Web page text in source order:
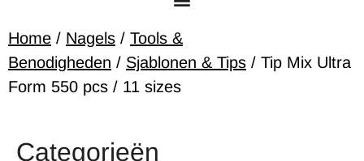
Home / Nagels / Tools &
Benodigheden / Sjablonen & Tips / Tip Mix Ultra
Form 550 pcs / 11 sizes
Categorieën